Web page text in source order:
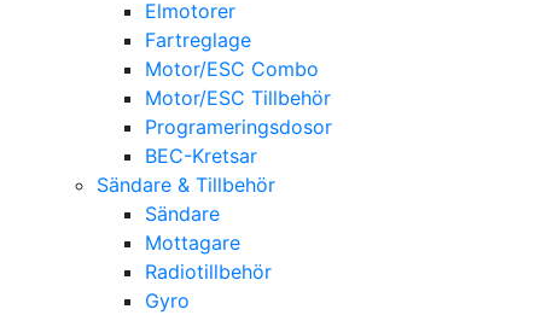
Elmotorer
Fartreglage
Motor/ESC Combo
Motor/ESC Tillbehör
Programeringsdosor
BEC-Kretsar
Sändare & Tillbehör
Sändare
Mottagare
Radiotillbehör
Gyro